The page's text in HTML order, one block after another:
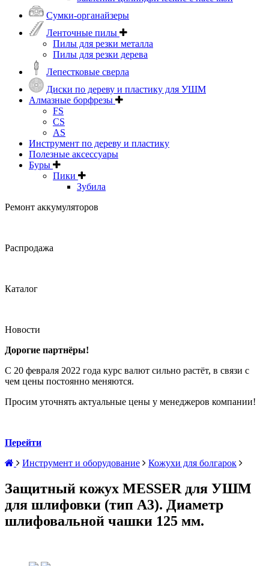
Сумки-органайзеры
Ленточные пилы
Пилы для резки металла
Пилы для резки дерева
Лепестковые сверла
Диски по дереву и пластику для УШМ
Алмазные борфрезы
FS
CS
AS
Инструмент по дереву и пластику
Полезные аксессуары
Буры
Пики
Зубила
Ремонт аккумуляторов
Распродажа
Каталог
Новости
Дорогие партнёры!
С 20 февраля 2022 года курс валют сильно растёт, в связи с
чем цены постоянно меняются.
Просим уточнять актуальные цены у менеджеров компании!
Перейти
Инструмент и оборудование
Кожухи для болгарок
Защитный кожух MESSER для УШМ
для шлифовки (тип А3). Диаметр
шлифовальной чашки 125 мм.